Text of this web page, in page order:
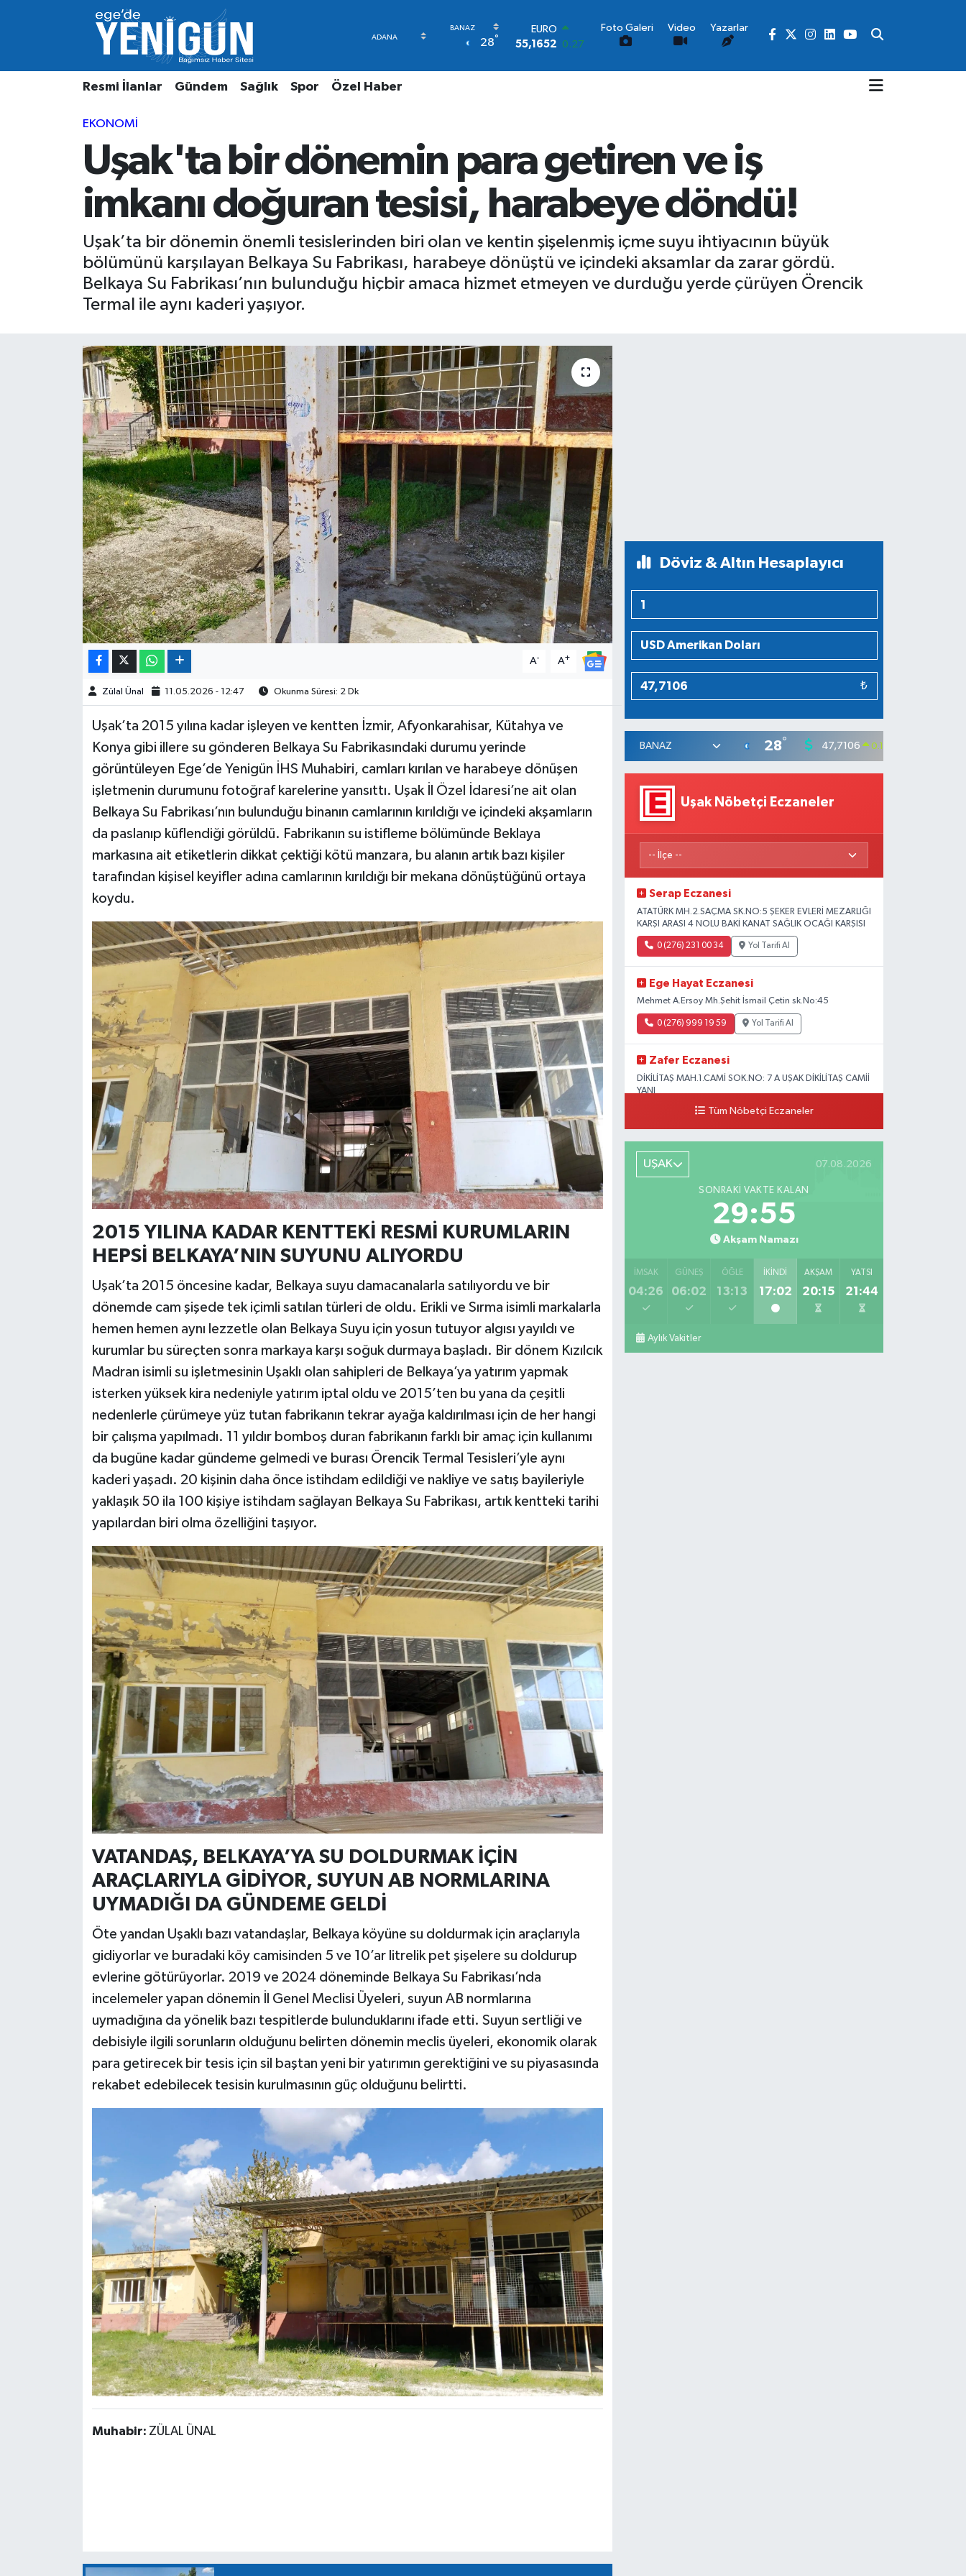
28°
STERLİN
64,4046
0.35
6648.99 2.59
47,7106
0.17
EURO
55,1652 0.27
Foto Galeri Video Yazarlar
Resmi İlanlar Gündem Sağlık Spor Özel Haber
EKONOMI
Uşak'ta bir dönemin para getiren ve iş
imkanı doğuran tesisi, harabeye döndü!
Uşak’ta bir dönemin önemli tesislerinden biri olan ve kentin şişelenmiş içme suyu ihtiyacının büyük
bölümünü karşılayan Belkaya Su Fabrikası, harabeye dönüştü ve içindeki aksamlar da zarar gördü.
Belkaya Su Fabrikası’nın bulunduğu hiçbir amaca hizmet etmeyen ve durduğu yerde çürüyen Örencik
Termal ile aynı kaderi yaşıyor.
A- A+
Zülal Ünal 11.05.2026 - 12:47 Okunma Süresi: 2 Dk
Uşak’ta 2015 yılına kadar işleyen ve kentten İzmir, Afyonkarahisar, Kütahya ve
Konya gibi illere su gönderen Belkaya Su Fabrikasındaki durumu yerinde
görüntüleyen Ege’de Yenigün İHS Muhabiri, camları kırılan ve harabeye dönüşen
işletmenin durumunu fotoğraf karelerine yansıttı. Uşak İl Özel İdaresi’ne ait olan
Belkaya Su Fabrikası’nın bulunduğu binanın camlarının kırıldığı ve içindeki akşamların
da paslanıp küflendiği görüldü. Fabrikanın su istifleme bölümünde Beklaya
markasına ait etiketlerin dikkat çektiği kötü manzara, bu alanın artık bazı kişiler
tarafından kişisel keyifler adına camlarının kırıldığı bir mekana dönüştüğünü ortaya
koydu.
2015 YILINA KADAR KENTTEKİ RESMİ KURUMLARIN
HEPSİ BELKAYA’NIN SUYUNU ALIYORDU
Uşak’ta 2015 öncesine kadar, Belkaya suyu damacanalarla satılıyordu ve bir
dönemde cam şişede tek içimli satılan türleri de oldu. Erikli ve Sırma isimli markalarla
hemen hemen aynı lezzetle olan Belkaya Suyu için yosun tutuyor algısı yayıldı ve
kurumlar bu süreçten sonra markaya karşı soğuk durmaya başladı. Bir dönem Kızılcık
Madran isimli su işletmesinin Uşaklı olan sahipleri de Belkaya’ya yatırım yapmak
isterken yüksek kira nedeniyle yatırım iptal oldu ve 2015’ten bu yana da çeşitli
nedenlerle çürümeye yüz tutan fabrikanın tekrar ayağa kaldırılması için de her hangi
bir çalışma yapılmadı. 11 yıldır bomboş duran fabrikanın farklı bir amaç için kullanımı
da bugüne kadar gündeme gelmedi ve burası Örencik Termal Tesisleri’yle aynı
kaderi yaşadı. 20 kişinin daha önce istihdam edildiği ve nakliye ve satış bayileriyle
yaklaşık 50 ila 100 kişiye istihdam sağlayan Belkaya Su Fabrikası, artık kentteki tarihi
yapılardan biri olma özelliğini taşıyor.
VATANDAŞ, BELKAYA’YA SU DOLDURMAK İÇİN
ARAÇLARIYLA GİDİYOR, SUYUN AB NORMLARINA
UYMADIĞI DA GÜNDEME GELDİ
Öte yandan Uşaklı bazı vatandaşlar, Belkaya köyüne su doldurmak için araçlarıyla
gidiyorlar ve buradaki köy camisinden 5 ve 10’ar litrelik pet şişelere su doldurup
evlerine götürüyorlar. 2019 ve 2024 döneminde Belkaya Su Fabrikası’nda
incelemeler yapan dönemin İl Genel Meclisi Üyeleri, suyun AB normlarına
uymadığına da yönelik bazı tespitlerde bulunduklarını ifade etti. Suyun sertliği ve
debisiyle ilgili sorunların olduğunu belirten dönemin meclis üyeleri, ekonomik olarak
para getirecek bir tesis için sil baştan yeni bir yatırımın gerektiğini ve su piyasasında
rekabet edebilecek tesisin kurulmasının güç olduğunu belirtti.
Muhabir: ZÜLAL ÜNAL
Döviz & Altın Hesaplayıcı
₺
28° 47,7106 0.17
Uşak Nöbetçi Eczaneler
Serap Eczanesi
ATATÜRK MH.2.SAÇMA SK.NO:5 ŞEKER EVLERİ MEZARLIĞI
KARŞI ARASI 4 NOLU BAKİ KANAT SAĞLIK OCAĞI KARŞISI
0 (276) 231 00 34 Yol Tarifi Al
Ege Hayat Eczanesi
Mehmet A.Ersoy Mh.Şehit İsmail Çetin sk.No:45
0 (276) 999 19 59 Yol Tarifi Al
Zafer Eczanesi
DİKİLİTAŞ MAH.1.CAMİ SOK.NO: 7 A UŞAK DİKİLİTAŞ CAMİİ
YANI
0 (276) 223 12 53 Yol Tarifi Al
Tüm Nöbetçi Eczaneler
UŞAK 07.08.2026
SONRAKI VAKTE KALAN
29:54
Akşam Namazı
İMSAK
04:26
GÜNEŞ
06:02
ÖĞLE
13:13
İKINDI
17:02
AKŞAM
20:15
YATSI
21:44
Aylık Vakitler
Resmi İlanlar
Gündem
Özel Haber
Beyoğlu Nöbetçi Eczaneler
Beyoğlu Hava Durumu
Beyoğlu Trafik Yoğunluk Haritası
Süper Lig Puan Durumu ve Fikstür
Tüm Manşetler
Son Dakika Haberleri
Haber Arşivi